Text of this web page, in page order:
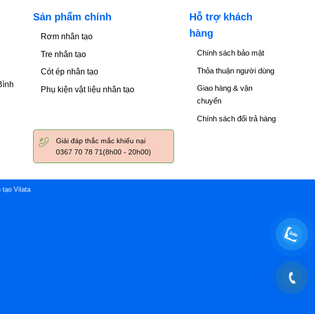
Sản phẩm chính
Rơm nhân tạo
Tre nhân tạo
Cót ép nhân tạo
Phụ kiện vật liệu nhân tạo
Giải đáp thắc mắc khiếu nại
0367 70 78 71(8h00 - 20h00)
Hỗ trợ khách
hàng
Chính sách bảo mật
Thỏa thuận người dùng
Giao hàng & vận
chuyển
Chính sách đổi trả hàng
tạo Vilata